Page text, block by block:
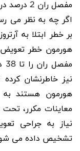
مفصل ران 2 درصد در زنان افزایش پیدا می کند.
اگر چه به نظر می
بر خطر ابتلا به
نیز خاطرنشان
هورمون هستند
معاینات مکرر،
نیاز به جراحی
تشخیص داده می